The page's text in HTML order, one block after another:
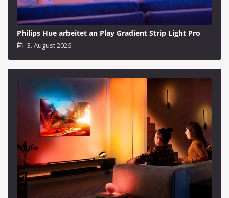
Philips Hue arbeitet an Play Gradient Strip Light Pro
3. August 2026